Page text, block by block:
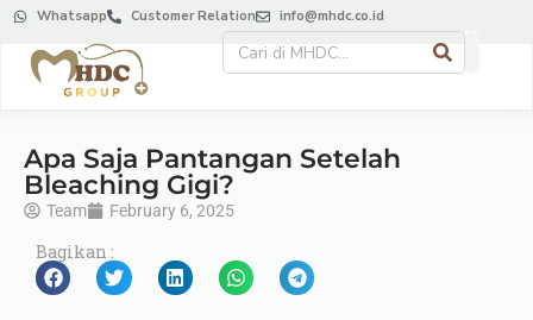
Whatsapp Customer Relation info@mhdc.co.id
Apa Saja Pantangan Setelah
Bleaching Gigi?
Team February 6, 2025
Bagikan :